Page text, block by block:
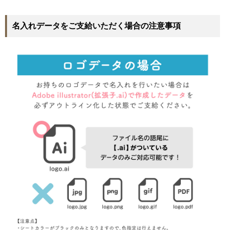
名入れデータをご支給いただく場合の注意事項